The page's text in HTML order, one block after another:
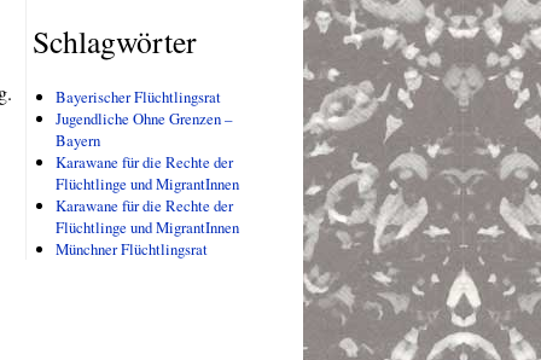
Schlagwörter
Bayerischer Flüchtlingsrat
Jugendliche Ohne Grenzen –
Bayern
Karawane für die Rechte der
Flüchtlinge und MigrantInnen
Karawane für die Rechte der
Flüchtlinge und MigrantInnen
Münchner Flüchtlingsrat